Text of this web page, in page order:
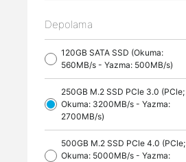
Depolama
120GB SATA SSD (Okuma:
560MB/s - Yazma: 500MB/s)
250GB M.2 SSD PCle 3.0 (PCle;
Okuma: 3200MB/s - Yazma:
2700MB/s)
500GB M.2 SSD PCle 4.0 (PCle;
Okuma: 5000MB/s - Yazma: